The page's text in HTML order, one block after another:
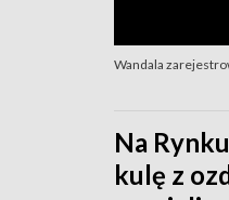
Wandala
Na
kulę z